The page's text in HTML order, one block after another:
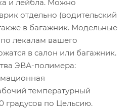
и лейбла. Можно
отдельно (водительский
в багажник. Модельные
лекалам вашего
в салон или багажник.
ЭВА-полимера:
температурный
градусов по Цельсию.